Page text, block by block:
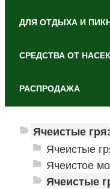
ДЛЯ ОТДЫХА И
СРЕДСТВА ОТ
РАСПРОДАЖА
Ячеистые
Ячеистые
Ячеистое
Ячеистые